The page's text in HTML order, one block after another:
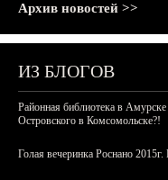
Архив новостей >>
ИЗ БЛОГОВ
Районная библиотека в
Островского в Комсомольске?!
Голая вечеринка Роснано 2015г.